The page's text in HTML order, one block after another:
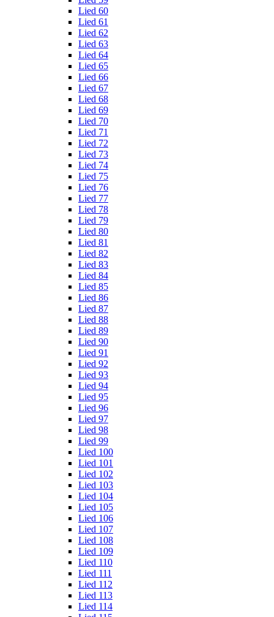
Lied 60
Lied 61
Lied 62
Lied 63
Lied 64
Lied 65
Lied 66
Lied 67
Lied 68
Lied 69
Lied 70
Lied 71
Lied 72
Lied 73
Lied 74
Lied 75
Lied 76
Lied 77
Lied 78
Lied 79
Lied 80
Lied 81
Lied 82
Lied 83
Lied 84
Lied 85
Lied 86
Lied 87
Lied 88
Lied 89
Lied 90
Lied 91
Lied 92
Lied 93
Lied 94
Lied 95
Lied 96
Lied 97
Lied 98
Lied 99
Lied 100
Lied 101
Lied 102
Lied 103
Lied 104
Lied 105
Lied 106
Lied 107
Lied 108
Lied 109
Lied 110
Lied 111
Lied 112
Lied 113
Lied 114